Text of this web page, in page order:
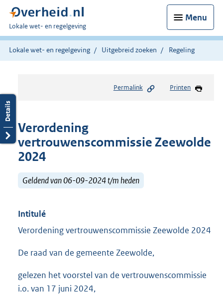
Menu
U
bent
hier:
Lokale wet- en regelgeving
Lokale wet- en regelgeving Uitgebreid zoeken Regeling
Permalink Printen
Verordening
vertrouwenscommissie Zeewolde
2024
Geldend van 06-09-2024 t/m heden
Intitulé
Verordening vertrouwenscommissie Zeewolde 2024
De raad van de gemeente Zeewolde,
gelezen het voorstel van de vertrouwenscommissie
i.o. van 17 juni 2024,